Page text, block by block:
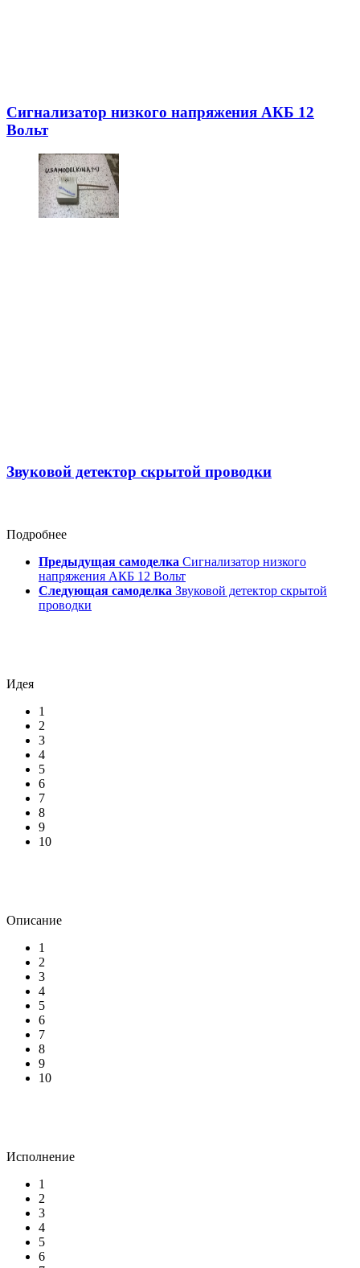
Сигнализатор низкого напряжения АКБ 12
Вольт
Звуковой детектор скрытой проводки
Подробнее
Предыдущая самоделка Сигнализатор низкого
напряжения АКБ 12 Вольт
Следующая самоделка Звуковой детектор скрытой
проводки
Идея
1
2
3
4
5
6
7
8
9
10
Описание
1
2
3
4
5
6
7
8
9
10
Исполнение
1
2
3
4
5
6